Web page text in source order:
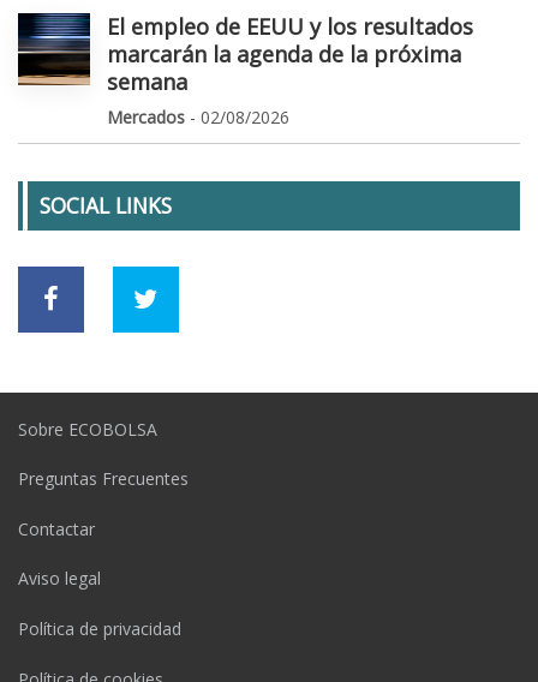
El empleo de EEUU y los resultados
marcarán la agenda de la próxima
semana
Mercados - 02/08/2026
SOCIAL LINKS
Sobre ECOBOLSA
Preguntas Frecuentes
Contactar
Aviso legal
Política de privacidad